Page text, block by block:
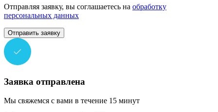
Отправляя заявку, вы соглашаетесь на обработку
персональных данных
Отправить заявку
Заявка отправлена
Мы свяжемся с вами в течение 15 минут